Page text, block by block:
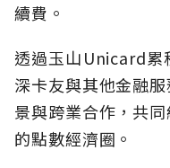
續費。
透過玉山Unicard累
深卡友與其他金融
景與跨業合作，共
的點數經濟圈。